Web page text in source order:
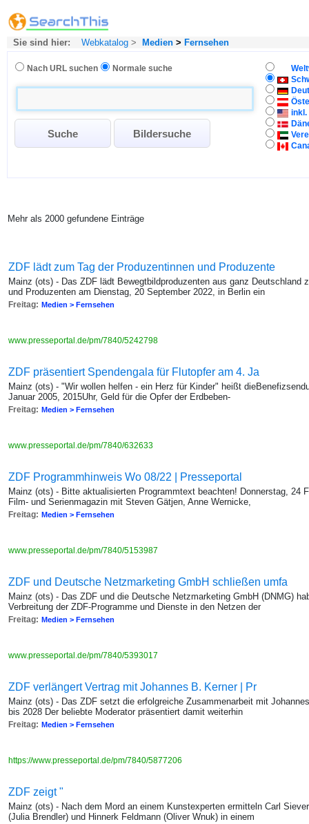
Sie sind hier: Webkatalog > Medien > Fernsehen
Nach URL suchen Normale suche
inkl.
Mehr als 2000 gefundene Einträge
ZDF lädt zum Tag der Produzentinnen und Produzente
Mainz (ots) - Das ZDF lädt Bewegtbildproduzenten aus ganz Deutschland
und Produzenten am Dienstag, 20 September 2022, in Berlin ein
Freitag: Medien > Fernsehen
www.presseportal.de/pm/7840/5242798
ZDF präsentiert Spendengala für Flutopfer am 4. Ja
Mainz (ots) - "Wir wollen helfen - ein Herz für Kinder" heißt
Januar 2005, 2015Uhr, Geld für die Opfer der Erdbeben-
Freitag: Medien > Fernsehen
www.presseportal.de/pm/7840/632633
ZDF Programmhinweis Wo 08/22 | Presseportal
Mainz (ots) - Bitte aktualisierten Programmtext beachten! Donnerstag, 24
Film- und Serienmagazin mit Steven Gätjen, Anne Wernicke,
Freitag: Medien > Fernsehen
www.presseportal.de/pm/7840/5153987
ZDF und Deutsche Netzmarketing GmbH schließen umfa
Mainz (ots) - Das ZDF und die Deutsche Netzmarketing GmbH (DNMG)
Verbreitung der ZDF-Programme und Dienste in den Netzen der
Freitag: Medien > Fernsehen
www.presseportal.de/pm/7840/5393017
ZDF verlängert Vertrag mit Johannes B. Kerner | Pr
Mainz (ots) - Das ZDF setzt die erfolgreiche Zusammenarbeit mit
bis 2028 Der beliebte Moderator präsentiert damit weiterhin
Freitag: Medien > Fernsehen
https://www.presseportal.de/pm/7840/5877206
ZDF zeigt "
Mainz (ots) - Nach dem Mord an einem Kunstexperten ermitteln Carl
(Julia Brendler) und Hinnerk Feldmann (Oliver Wnuk) in einem